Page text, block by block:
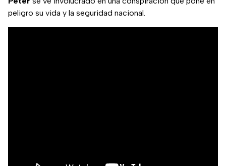
peligro su vida y la seguridad nacional.